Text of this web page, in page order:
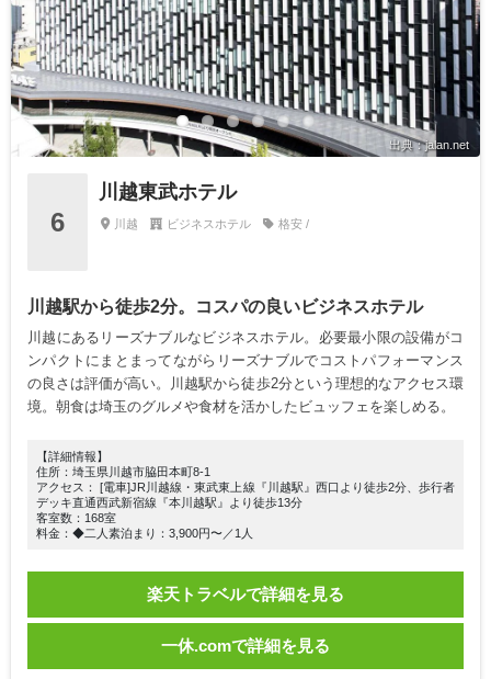
出典：jalan.net
6
川越東武ホテル
川越 ビジネスホテル 格安 /
川越駅から徒歩2分。コスパの良いビジネスホテル
川越にあるリーズナブルなビジネスホテル。必要最小限の設備がコ
ンパクトにまとまってながらリーズナブルでコストパフォーマンス
の良さは評価が高い。川越駅から徒歩2分という理想的なアクセス環
境。朝食は埼玉のグルメや食材を活かしたビュッフェを楽しめる。
【詳細情報】
住所：埼玉県川越市脇田本町8-1
アクセス： [電車]JR川越線・東武東上線『川越駅』西口より徒歩2分、歩行者
デッキ直通西武新宿線『本川越駅』より徒歩13分
客室数：168室
料金：◆二人素泊まり：3,900円〜／1人
楽天トラベルで詳細を見る
一休.comで詳細を見る